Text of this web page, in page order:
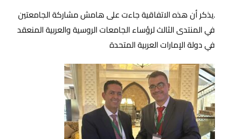
.يذكر أن هذه الاتفاقية جاءت على هامش مشاركة الجامعتين
في المنتدى الثالث لرؤساء الجامعات الروسية والعربية المنعقد
في دولة الإمارات العربية المتحدة